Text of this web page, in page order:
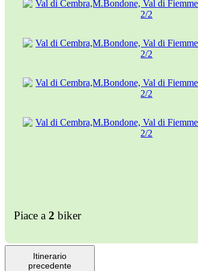
Piace a 2 biker
Itinerario
precedente